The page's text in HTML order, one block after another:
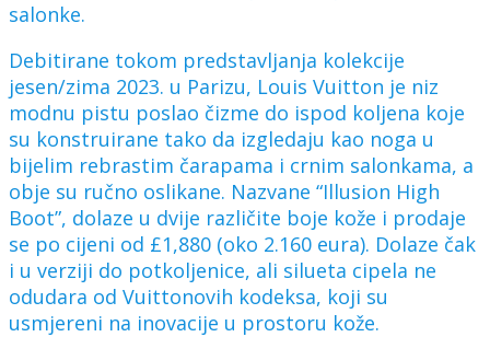
salonke.
Debitirane tokom predstavljanja kolekcije
jesen/zima 2023. u Parizu, Louis Vuitton je niz
modnu pistu poslao čizme do ispod koljena koje
su konstruirane tako da izgledaju kao noga u
bijelim rebrastim čarapama i crnim salonkama, a
obje su ručno oslikane. Nazvane “Illusion High
Boot”, dolaze u dvije različite boje kože i prodaje
se po cijeni od £1,880 (oko 2.160 eura). Dolaze čak
i u verziji do potkoljenice, ali silueta cipela ne
odudara od Vuittonovih kodeksa, koji su
usmjereni na inovacije u prostoru kože.